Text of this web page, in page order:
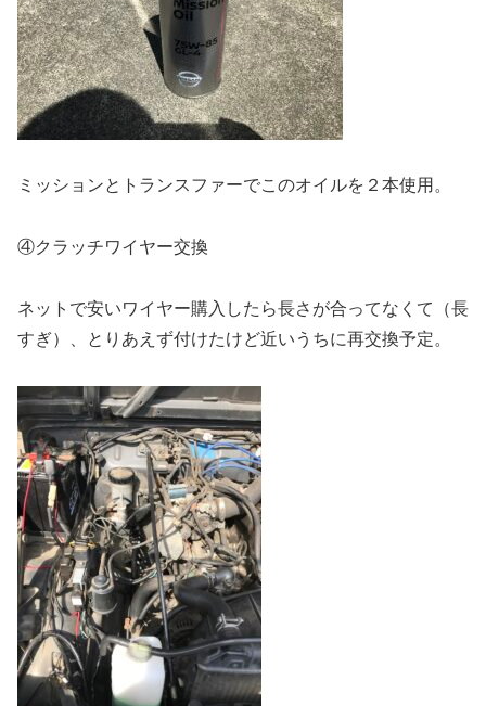
ミッションとトランスファーでこのオイルを２本使用。
④クラッチワイヤー交換
ネットで安いワイヤー購入したら長さが合ってなくて（長
すぎ）、とりあえず付けたけど近いうちに再交換予定。